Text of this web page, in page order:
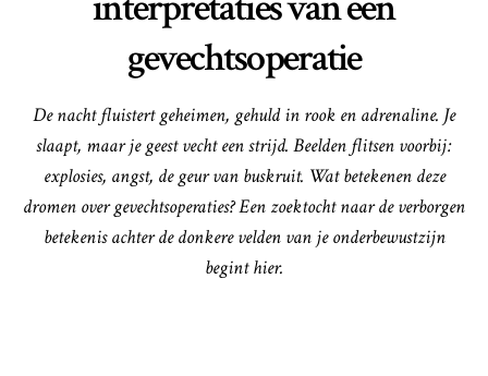
gevechtsoperatie
De nacht fluistert geheimen, gehuld in rook en adrenaline. Je
slaapt, maar je geest vecht een strijd. Beelden flitsen voorbij:
explosies, angst, de geur van buskruit. Wat betekenen deze
dromen over gevechtsoperaties? Een zoektocht naar de verborgen
betekenis achter de donkere velden van je onderbewustzijn
begint hier.